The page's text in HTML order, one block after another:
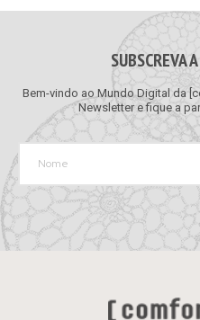
SUBSCREVA
Bem-vindo ao Mundo Digital da
Newsletter e fique a